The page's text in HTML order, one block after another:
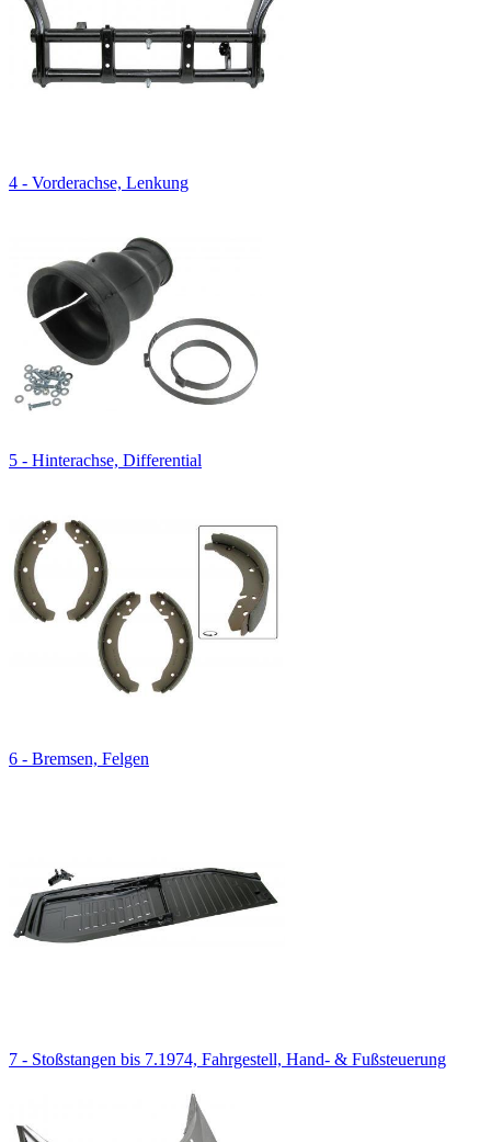
4 - Vorderachse, Lenkung
5 - Hinterachse, Differential
6 - Bremsen, Felgen
7 - Stoßstangen bis 7.1974, Fahrgestell, Hand- & Fußsteuerung